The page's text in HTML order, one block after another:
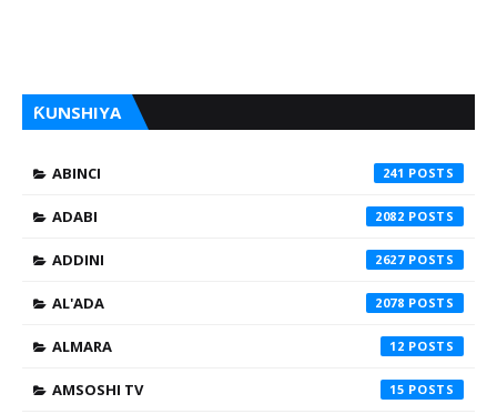
ƘUNSHIYA
ABINCI 241
ADABI 2082
ADDINI 2627
AL'ADA 2078
ALMARA 12
AMSOSHI TV 15